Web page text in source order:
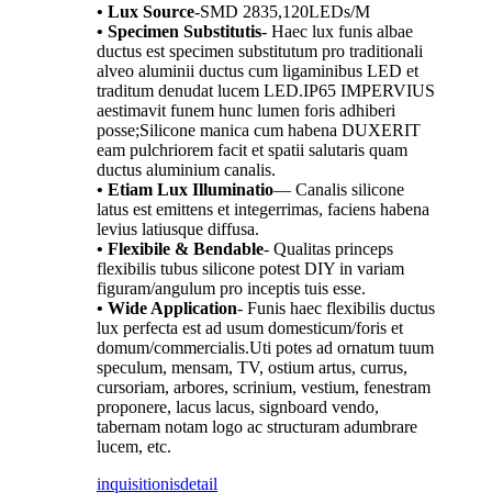
• Lux Source-SMD 2835,120LEDs/M
• Specimen Substitutis- Haec lux funis albae
ductus est specimen substitutum pro traditionali
alveo aluminii ductus cum ligaminibus LED et
traditum denudat lucem LED.IP65 IMPERVIUS
aestimavit funem hunc lumen foris adhiberi
posse;Silicone manica cum habena DUXERIT
eam pulchriorem facit et spatii salutaris quam
ductus aluminium canalis.
• Etiam Lux Illuminatio— Canalis silicone
latus est emittens et integerrimas, faciens habena
levius latiusque diffusa.
• Flexibile & Bendable- Qualitas princeps
flexibilis tubus silicone potest DIY in variam
figuram/angulum pro inceptis tuis esse.
• Wide Application- Funis haec flexibilis ductus
lux perfecta est ad usum domesticum/foris et
domum/commercialis.Uti potes ad ornatum tuum
speculum, mensam, TV, ostium artus, currus,
cursoriam, arbores, scrinium, vestium, fenestram
proponere, lacus lacus, signboard vendo,
tabernam notam logo ac structuram adumbrare
lucem, etc.
inquisitionisdetail